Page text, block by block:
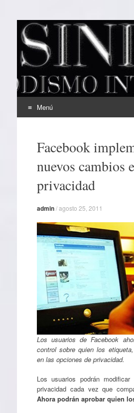
EL SINDICAL
Periodismo Inteligente
Menú
contenidoFacebook
nuevos cambios
privacidad
admin/agosto 25, 2011
Los usuarios de Facebook
control sobre quien los
en las opciones de privacidad.
Los usuarios podrán
privacidad cada vez que
Ahora podrán aprobar quien